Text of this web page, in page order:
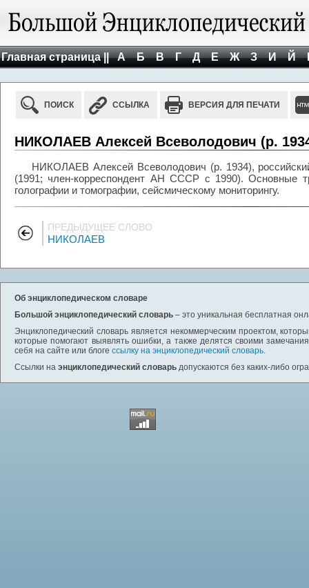
Главная страница || А Б В Г Д Е Ж З И Й
ПОИСК ССЫЛКА ВЕРСИЯ ДЛЯ ПЕЧАТИ
НИКОЛАЕВ Алексей Всеволодович (р.
НИКОЛАЕВ Алексей Всеволодович (р. 1934),
(1991; член-корреспондент АН СССР с 1990). Основные
голографии и томографии, сейсмическому мониторингу.
ПРЕДЫДУЩЕЕ СЛОВО
НИКОЛАЕВ
Об энциклопедическом словаре
Большой энциклопедический словарь – это уникальная бесплатная
Энциклопедический словарь является некоммерческим проектом,
которые помогают выявлять ошибки, а также делятся своими
себя на сайте или блоге ссылку на энциклопедический словарь.
Ссылки на энциклопедический словарь допускаются без каких-либо